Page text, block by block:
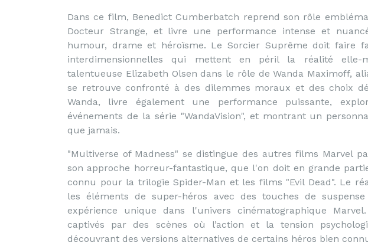
Dans ce film, Benedict Cumberbatch reprend son rôle
Docteur Strange, et livre une performance intense et
humour, drame et héroïsme. Le Sorcier Suprême doit faire
interdimensionnelles qui mettent en péril la réalité elle-
talentueuse Elizabeth Olsen dans le rôle de Wanda Maximoff,
se retrouve confronté à des dilemmes moraux et des choix
Wanda, livre également une performance puissante,
événements de la série "WandaVision", et montrant un
que jamais.
"Multiverse of Madness" se distingue des autres films Marvel
son approche horreur-fantastique, que l'on doit en grande
connu pour la trilogie Spider-Man et les films "Evil Dead". Le
les éléments de super-héros avec des touches de
expérience unique dans l'univers cinématographique
captivés par des scènes où l’action et la tension
découvrant des versions alternatives de certains héros bien